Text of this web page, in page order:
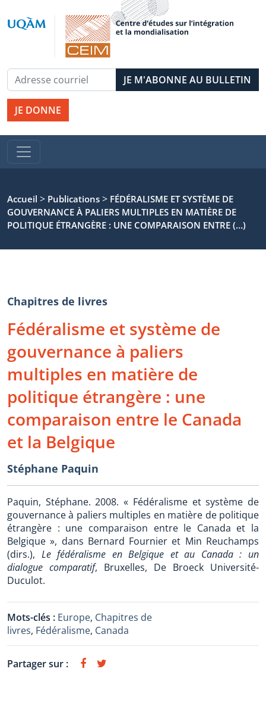
JE DONNE
Accueil > Publications > FÉDÉRALISME ET SYSTÈME DE
GOUVERNANCE À PALIERS MULTIPLES EN MATIÈRE DE
POLITIQUE ÉTRANGÈRE : UNE COMPARAISON ENTRE (…)
Chapitres de livres
Fédéralisme et système de
gouvernance à paliers
multiples en matière de
politique étrangère : une
comparaison entre le Canada
et la Belgique
Stéphane Paquin
Paquin, Stéphane. 2008. « Fédéralisme et système de
gouvernance à paliers multiples en matière de politique
étrangère : une comparaison entre le Canada et la
Belgique », dans Bernard Fournier et Min Reuchamps
(dirs.), Le fédéralisme en Belgique et au Canada : un
dialogue comparatif, Bruxelles, De Broeck Université-
Duculot.
Mots-clés : Europe, Chapitres de
livres, Fédéralisme, Canada
Partager sur :